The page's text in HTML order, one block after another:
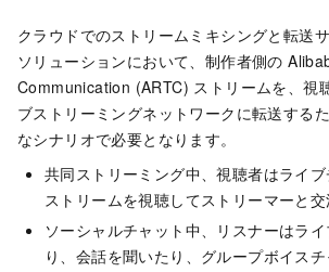
クラウドでのストリームミキシングと転送
ソリューションにおいて、制作者側の
Communication (ARTC) ストリームを、視
ブストリーミングネットワークに転送する
なシナリオで必要となります。
共同ストリーミング中、視聴者はライブ
ストリームを視聴してストリーマーと交
ソーシャルチャット中、リスナーはラ
り、会話を聞いたり、グループボイス